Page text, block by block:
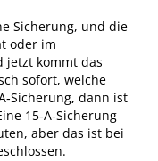
Sicherung, und die
oder im
jetzt kommt das
sofort, welche
, dann ist
15‑A‑Sicherung
aber das ist bei